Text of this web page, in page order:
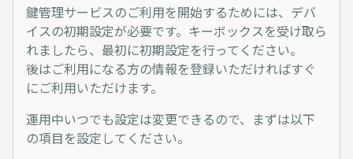
鍵管理サービスのご利用を開始するためには、デバ
イスの初期設定が必要です。キーボックスを受け取ら
れましたら、最初に初期設定を行ってください。
後はご利用になる方の情報を登録いただければすぐ
にご利用いただけます。
運用中いつでも設定は変更できるので、まずは以下
の項目を設定してください。